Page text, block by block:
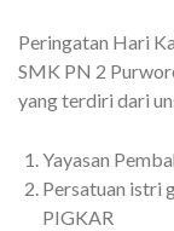
Peringatan Hari
SMK PN 2
yang terdiri dari
Yayasan
Persatuan istri
PIGKAR